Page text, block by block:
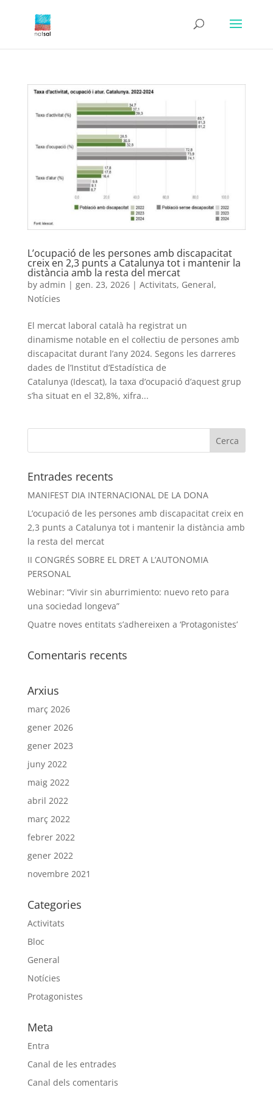
L’ocupació de les persones amb discapacitat
creix en 2,3 punts a Catalunya tot i mantenir la
distància amb la resta del mercat
by admin | gen. 23, 2026| Activitats, General,
Notícies
El mercat laboral català ha registrat un
dinamisme notable en el col·lectiu de persones amb
discapacitat durant l’any 2024. Segons les darreres
dades de l’Institut d’Estadística de
Catalunya (Idescat), la taxa d’ocupació d’aquest grup
s’ha situat en el 32,8%, xifra...
Entrades recents
MANIFEST DIA INTERNACIONAL DE LA DONA
L’ocupació de les persones amb discapacitat creix en
2,3 punts a Catalunya tot i mantenir la distància amb
la resta del mercat
II CONGRÉS SOBRE EL DRET A L’AUTONOMIA
PERSONAL
Webinar: “Vivir sin aburrimiento: nuevo reto para
una sociedad longeva”
Quatre noves entitats s’adhereixen a ‘Protagonistes’
Comentaris recents
Arxius
març 2026
gener 2026
gener 2023
juny 2022
maig 2022
abril 2022
març 2022
febrer 2022
gener 2022
novembre 2021
Categories
Activitats
Bloc
General
Notícies
Protagonistes
Meta
Entra
Canal de les entrades
Canal dels comentaris